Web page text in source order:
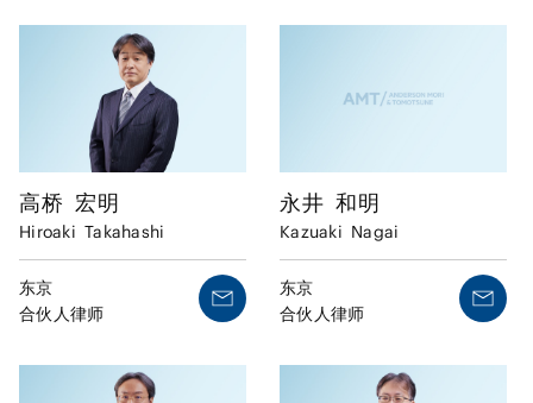
高桥 宏明
Hiroaki Takahashi
东京
合伙人律师
永井 和明
Kazuaki Nagai
东京
合伙人律师